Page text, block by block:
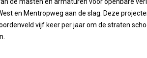
en Mentropweg aan de slag. Deze
vijf keer per jaar om de straten